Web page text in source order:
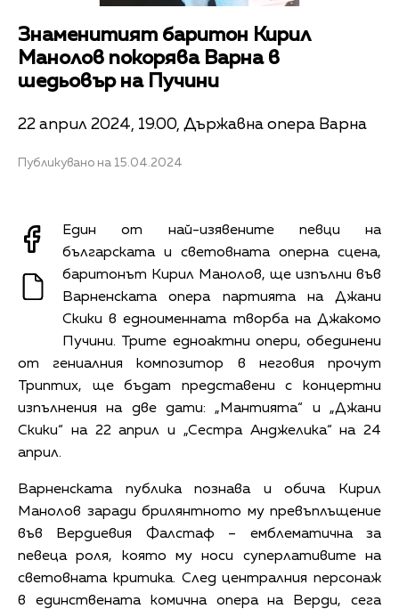
Знаменитият баритон Кирил
Манолов покорява Варна в
шедьовър на Пучини
22 април 2024, 19.00, Държавна опера Варна
Публикувано на 15.04.2024
Един от най-изявените певци на
българската и световната оперна сцена,
баритонът Кирил Манолов, ще изпълни във
Варненската опера партията на Джани
Скики в едноименната творба на Джакомо
Пучини. Трите едноактни опери, обединени
от гениалния композитор в неговия прочут
Триптих, ще бъдат представени с концертни
изпълнения на две дати: „Мантията“ и „Джани
Скики“ на 22 април и „Сестра Анджелика“ на 24
април.
Варненската публика познава и обича Кирил
Манолов заради брилянтното му превъплъщение
във Вердиевия Фалстаф – емблематична за
певеца роля, която му носи суперлативите на
световната критика. След централния персонаж
в единствената комична опера на Верди, сега